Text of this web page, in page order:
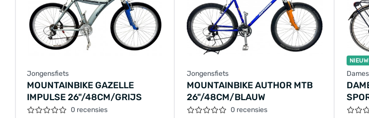
Jongensfiets
MOUNTAINBIKE GAZELLE
IMPULSE 26"/48CM/GRIJS
0 recensies
Jongensfiets
MOUNTAINBIKE AUTHOR MTB
26"/48CM/BLAUW
0 recensies